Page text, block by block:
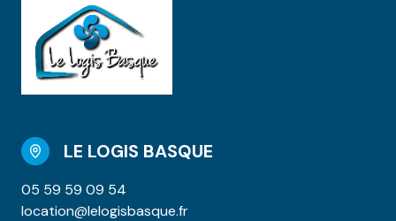
LE LOGIS BASQUE
05 59 59 09 54
location@lelogisbasque.fr